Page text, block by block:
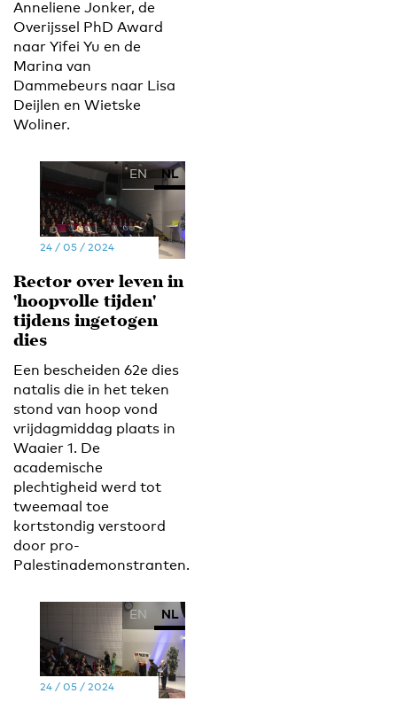
Anneliene Jonker, de
Overijssel PhD Award
naar Yifei Yu en de
Marina van
Dammebeurs naar Lisa
Deijlen en Wietske
Woliner.
EN NL
24 / 05 / 2024
Rector over leven in
'hoopvolle tijden'
tijdens ingetogen
dies
Een bescheiden 62e dies
natalis die in het teken
stond van hoop vond
vrijdagmiddag plaats in
Waaier 1. De
academische
plechtigheid werd tot
tweemaal toe
kortstondig verstoord
door pro-
Palestinademonstranten.
EN NL
24 / 05 / 2024